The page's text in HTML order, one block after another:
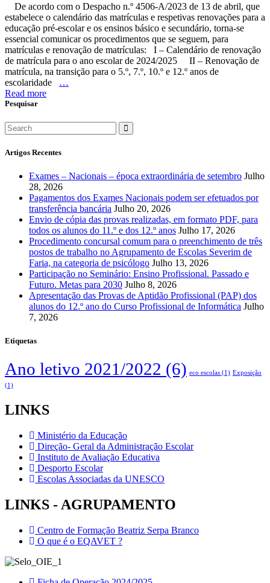
De acordo com o Despacho n.º 4506-A/2023 de 13 de abril, que
estabelece o calendário das matrículas e respetivas renovações para a
educação pré-escolar e os ensinos básico e secundário, torna-se
essencial comunicar os procedimentos que se seguem, para
matrículas e renovação de matrículas: I – Calendário de renovação
de matrícula para o ano escolar de 2024/2025 II – Renovação de
matrícula, na transição para o 5.º, 7.º, 10.º e 12.º anos de
escolaridade …
Read more
Pesquisar
Artigos Recentes
Exames – Nacionais – época extraordinária de setembro Julho
28, 2026
Pagamentos dos Exames Nacionais podem ser efetuados por
transferência bancária Julho 20, 2026
Envio de cópia das provas realizadas, em formato PDF, para
todos os alunos do 11.º e dos 12.º anos Julho 17, 2026
Procedimento concursal comum para o preenchimento de três
postos de trabalho no Agrupamento de Escolas Severim de
Faria, na categoria de psicólogo Julho 13, 2026
Participação no Seminário: Ensino Profissional. Passado e
Futuro. Metas para 2030 Julho 8, 2026
Apresentação das Provas de Aptidão Profissional (PAP) dos
alunos do 12.º ano do Curso Profissional de Informática Julho
7, 2026
Etiquetas
Ano letivo 2021/2022 (6) eco escolas (1) Exposição
(1)
LINKS
Ministério da Educação
Direção- Geral da Administração Escolar
Instituto de Avaliação Educativa
Desporto Escolar
Escolas Associadas da UNESCO
LINKS - AGRUPAMENTO
Centro de Formação Beatriz Serpa Branco
O que é o EQAVET ?